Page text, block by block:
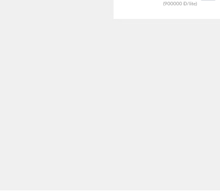
(900000 Đ/lite)